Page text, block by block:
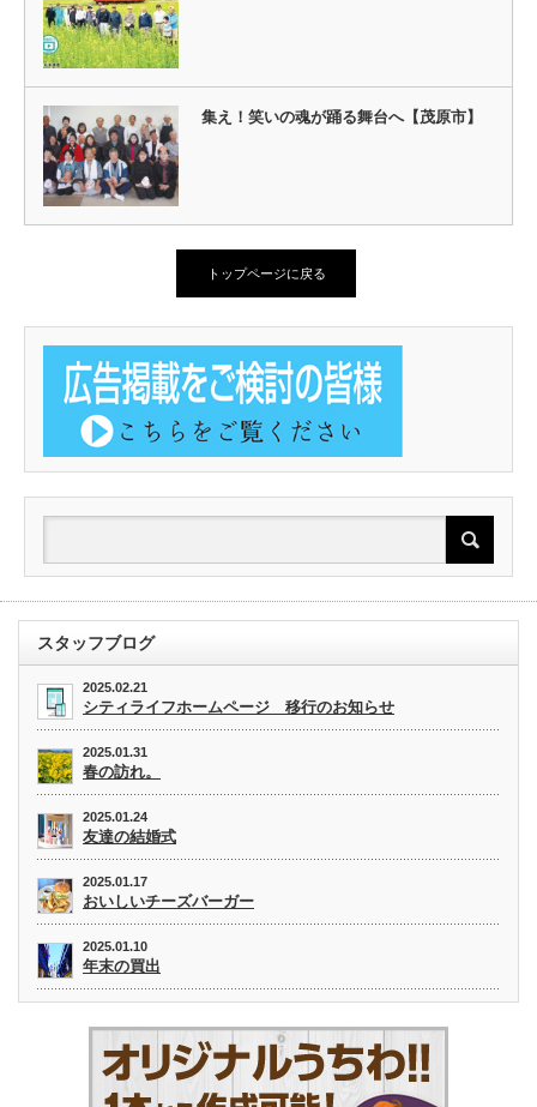
集え！笑いの魂が踊る舞台へ【茂原市】
トップページに戻る
スタッフブログ
2025.02.21
シティライフホームページ 移行のお知らせ
2025.01.31
春の訪れ。
2025.01.24
友達の結婚式
2025.01.17
おいしいチーズバーガー
2025.01.10
年末の買出